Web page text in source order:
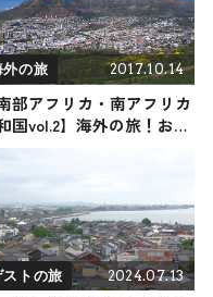
外の旅 2017.10.14
南部アフリカ・南アフリカ
国vol.2】海外の旅！おす
観光スポットやグルメを
ストの旅 2024.07.13